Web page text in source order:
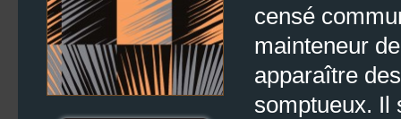
censé
mainteneur
apparaître
somptueux. Il